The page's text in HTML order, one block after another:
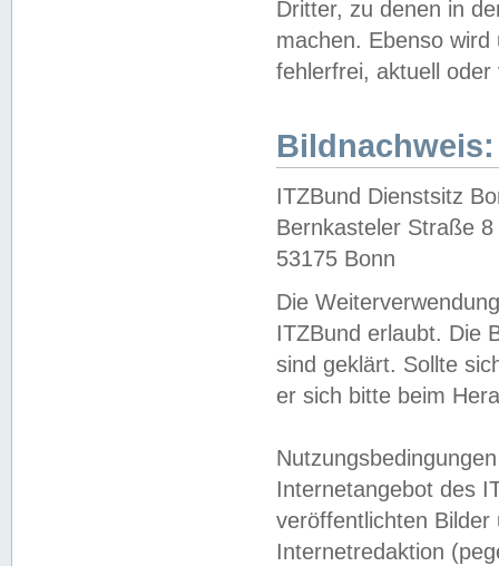
Dritter, zu denen in
machen. Ebenso
fehlerfrei, aktuell oder
Bildnachweis:
ITZBund Dienstsitz
Bernkasteler Straße 8
53175 Bonn
Die
ITZBund erlaubt. Die
sind geklärt. Sollte
er sich bitte beim
Internetangebot des
veröffentlichten
Internetredaktion